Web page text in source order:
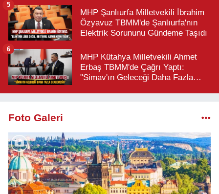
MHP Şanlıurfa Milletvekili İbrahim
Özyavuz TBMM'de Şanlıurfa'nın
Elektrik Sorununu Gündeme Taşıdı
5
MHP Kütahya Milletvekili Ahmet
Erbaş TBMM'de Çağrı Yaptı:
"Simav'ın Geleceği Daha Fazla
6
Foto Galeri